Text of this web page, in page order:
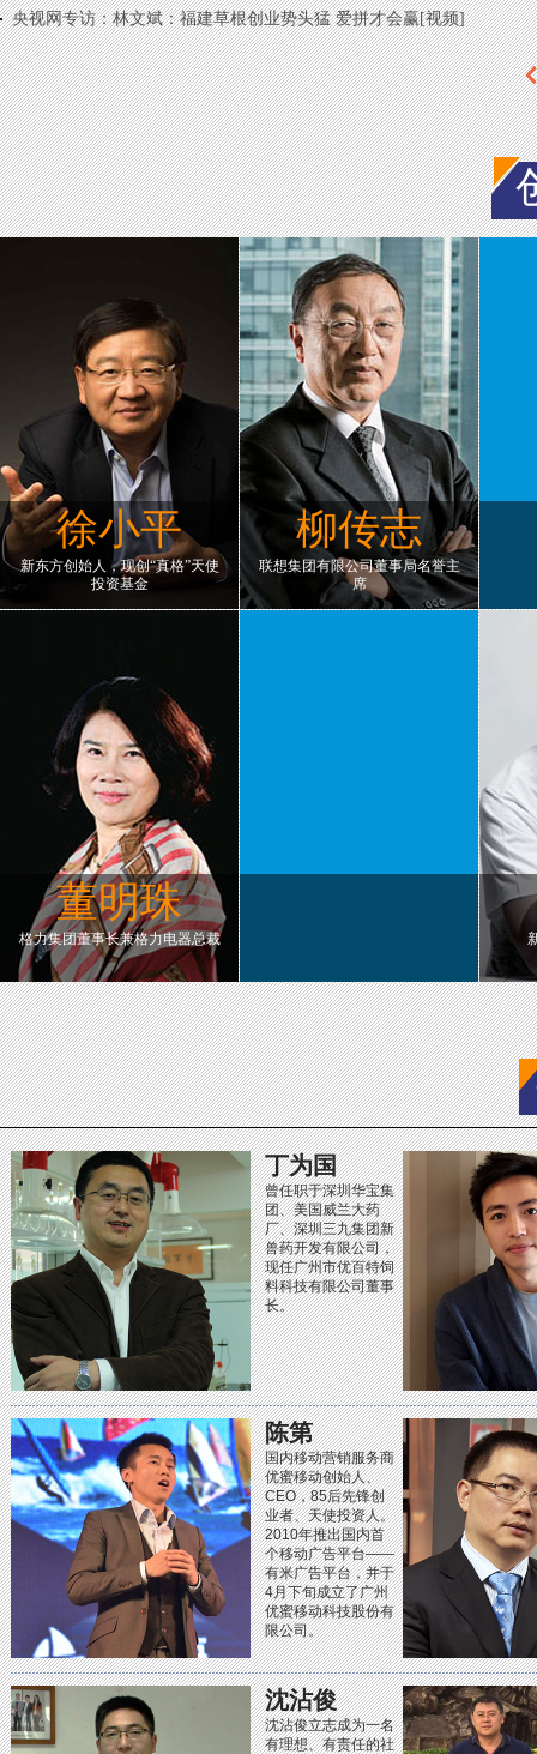
央视网专访：林文斌：福建草根创业势头猛 爱拼才会赢[视频]
徐小平
新东方创始人，现创“真格”天使
投资基金
柳传志
联想集团有限公司董事局名誉主
席
董明珠
格力集团董事长兼格力电器总裁
丁为国
曾任职于深圳华宝集
团、美国威兰大药
厂、深圳三九集团新
兽药开发有限公司，
现任广州市优百特饲
料科技有限公司董事
长。
陈第
国内移动营销服务商
优蜜移动创始人、
CEO，85后先锋创
业者、天使投资人。
2010年推出国内首
个移动广告平台——
有米广告平台，并于
4月下旬成立了广州
优蜜移动科技股份有
限公司。
沈沾俊
沈沾俊立志成为一名
有理想、有责任的社